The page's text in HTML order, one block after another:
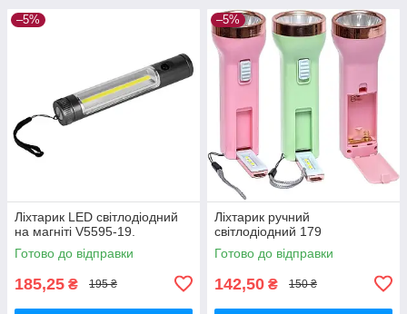
–5%
Ліхтарик LED світлодіодний
на магніті V5595-19.
Готово до відправки
185,25 ₴ 195 ₴
–5%
Ліхтарик ручний
світлодіодний 179
Готово до відправки
142,50 ₴ 150 ₴